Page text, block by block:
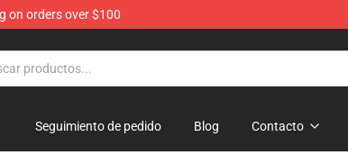
on orders over $100
Seguimiento de pedido Blog Contacto